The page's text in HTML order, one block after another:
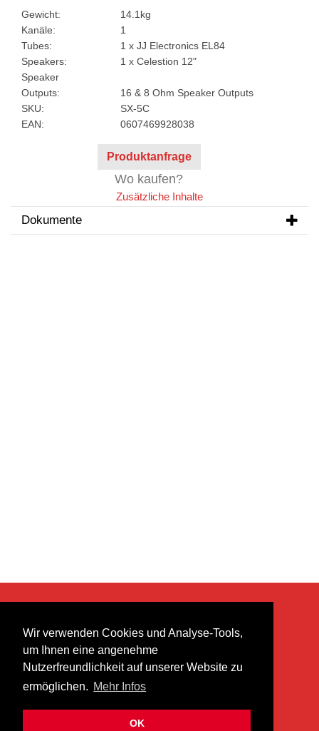
Wir verwenden Cookies und Analyse-Tools,
um Ihnen eine angenehme
Nutzerfreundlichkeit auf unserer Website zu
ermöglichen. Mehr Infos
OK
Gewicht:
14.1kg
Kanäle:
1
Tubes:
1 x JJ Electronics EL84
Speakers:
1 x Celestion 12"
Speaker
Outputs:
16 & 8 Ohm Speaker Outputs
SKU:
SX-5C
EAN:
0607469928038
Produktanfrage
Wo kaufen?
Zusätzliche Inhalte
Dokumente
heer musik ag
Lättenstrasse 35
8952 Schlieren
info@heermusic.com